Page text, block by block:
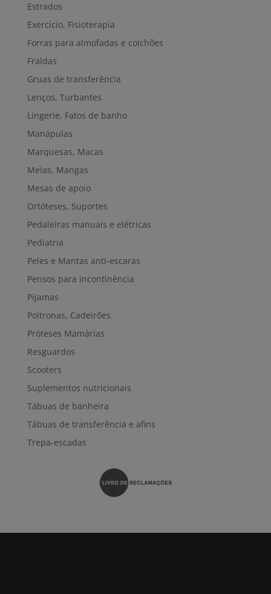
Estrados
Exercício, Fisioterapia
Forras para almofadas e colchões
Fraldas
Gruas de transferência
Lenços, Turbantes
Lingerie, Fatos de banho
Manápulas
Marquesas, Macas
Meias, Mangas
Mesas de apoio
Ortóteses, Suportes
Pedaleiras manuais e elétricas
Pediatria
Peles e Mantas anti-escaras
Pensos para incontinência
Pijamas
Poltronas, Cadeirões
Próteses Mamárias
Resguardos
Scooters
Suplementos nutricionais
Tábuas de banheira
Tábuas de transferência e afins
Trepa-escadas